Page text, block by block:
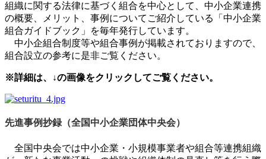
組織に関する法律に基づく組合を中心として、中小企業連携
の概要、メリット、事例についてご紹介している「中小企業
組合ガイドブック」を毎年発行しています。
中小企組合制度等や組合事例が掲載されておりますので、
組合設立の参考に是非ご覧ください。
※詳細は、↓の画像をクリックしてご覧ください。
先進事例抄録（全国中小企業団体中央会）
全国中央会では中小企業・小規模事業者や組合等連携組織